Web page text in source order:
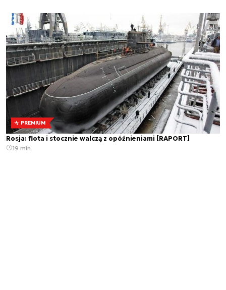
PREMIUM
Rosja: flota i stocznie walczą z opóźnieniami [RAPORT]
19 min.